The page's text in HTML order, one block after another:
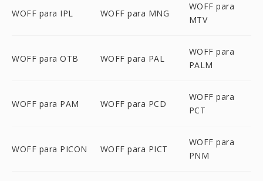
WOFF para IPL WOFF para MNG
WOFF para
MTV
WOFF para OTB WOFF para PAL
WOFF para
PALM
WOFF para PAM WOFF para PCD
WOFF para
PCT
WOFF para PICON WOFF para PICT
WOFF para
PNM